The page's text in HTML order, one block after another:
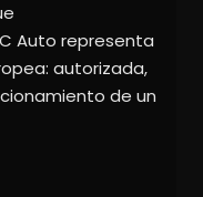
Auto representa
autorizada,
de un